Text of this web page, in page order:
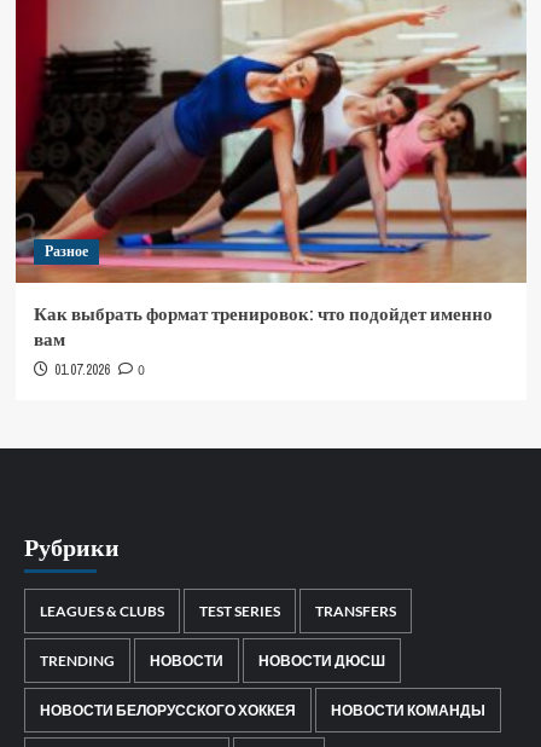
Разное
Как выбрать формат тренировок: что подойдет именно
вам
01.07.2026 0
Рубрики
LEAGUES & CLUBS TEST SERIES TRANSFERS
TRENDING НОВОСТИ НОВОСТИ ДЮСШ
НОВОСТИ БЕЛОРУССКОГО ХОККЕЯ НОВОСТИ КОМАНДЫ